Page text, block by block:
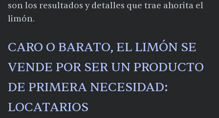
son los resultados y detalles que trae ahorita el
limón.
CARO O BARATO, EL LIMÓN SE
VENDE POR SER UN PRODUCTO
DE PRIMERA NECESIDAD:
LOCATARIOS